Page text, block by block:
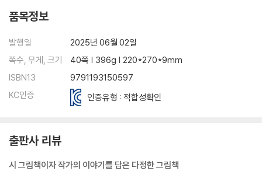
품목정보
발행일
2025년 06월 02일
쪽수, 무게, 크기
40쪽 | 396g | 220*270*9mm
ISBN13
9791193150597
KC인증
인증유형 : 적합성확인
출판사 리뷰
시 그림책이자 작가의 이야기를 담은 다정한 그림책